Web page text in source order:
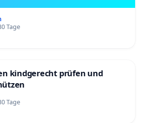
Tage
kindgerecht prüfen und
Tage